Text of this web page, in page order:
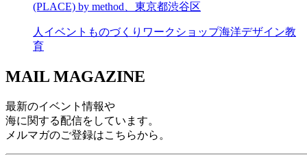
(PLACE) by method、東京都渋谷区
人 イベント ものづくり ワークショップ海洋デザイン教
育
MAIL MAGAZINE
最新のイベント情報や
海に関する配信をしています。
メルマガのご登録はこちらから。